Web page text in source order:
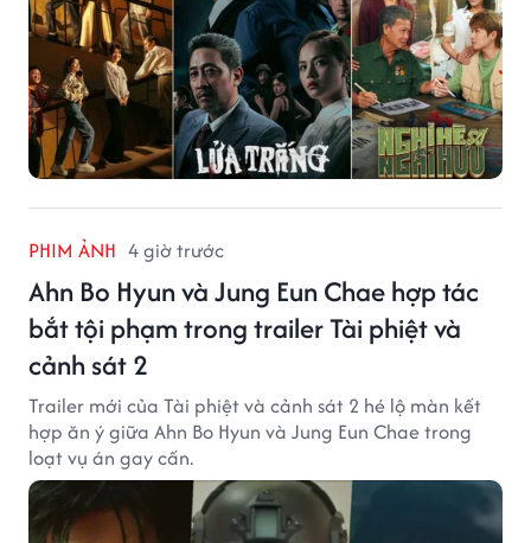
PHIM ẢNH 4 giờ trước
Ahn Bo Hyun và Jung Eun Chae hợp tác
bắt tội phạm trong trailer Tài phiệt và
cảnh sát 2
Trailer mới của Tài phiệt và cảnh sát 2 hé lộ màn kết
hợp ăn ý giữa Ahn Bo Hyun và Jung Eun Chae trong
loạt vụ án gay cấn.